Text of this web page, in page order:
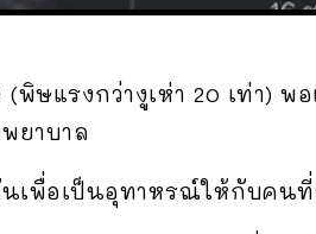
ษแรงกว่างูเห่า 20 เท่า) พ
ยาบาล
กันเพื่อเป็นอุทาหรณ์ให้กับค